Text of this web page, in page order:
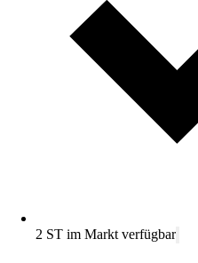
2 ST im Markt verfügbar